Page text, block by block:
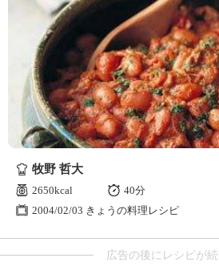
牧野 哲大
2650kcal
40分
2004/02/03 きょうの料理レシピ
広告の後にレシピが